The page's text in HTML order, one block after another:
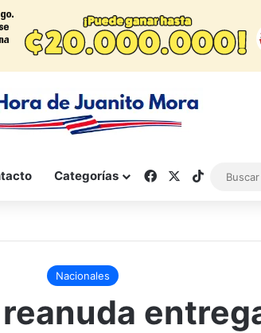
Categorías FacebookTikTok
Nacionales
reanuda